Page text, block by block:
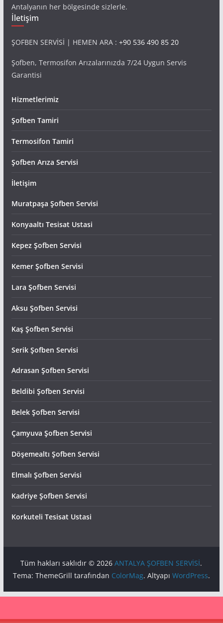
Antalyanın her bölgesinde sizlerle.
İletişim
ŞOFBEN SERVİSİ | HEMEN ARA : +90 536 490 85 20
Şofben, Termosifon Arızalarınızda 7/24 Uygun Servis
Garantisi
Hizmetlerimiz
Şofben Tamiri
Termosifon Tamiri
Şofben Arıza Servisi
İletişim
Muratpaşa Şofben Servisi
Konyaaltı Tesisat Ustasi
Kepez Şofben Servisi
Kemer Şofben Servisi
Lara Şofben Servisi
Aksu Şofben Servisi
Kaş Şofben Servisi
Serik Şofben Servisi
Adrasan Şofben Servisi
Beldibi Şofben Servisi
Belek Şofben Servisi
Çamyuva Şofben Servisi
Döşemealtı Şofben Servisi
Elmalı Şofben Servisi
Kadriye Şofben Servisi
Korkuteli Tesisat Ustasi
Tüm hakları saklıdır © 2026ANTALYA ŞOFBEN SERVİSİ.
Tema: ThemeGrill tarafından ColorMag. Altyapı WordPress.